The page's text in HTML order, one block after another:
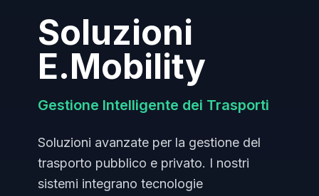
Soluzioni
E.Mobility
Gestione Intelligente dei Trasporti
Soluzioni avanzate per la gestione del
trasporto pubblico e privato. I nostri
sistemi integrano tecnologie